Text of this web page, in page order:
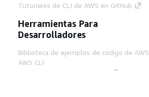
Tutoriales de CLI de AWS en GitHub
Herramientas Para
Desarrolladores
Biblioteca de ejemplos de código de AWS
AWS CLI
Centro de creadores en AWS